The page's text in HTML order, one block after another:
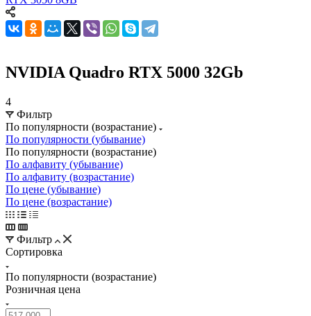
NVIDIA Quadro RTX 5000 32Gb
4
Фильтр
По популярности (возрастание)
По популярности (убывание)
По популярности (возрастание)
По алфавиту (убывание)
По алфавиту (возрастание)
По цене (убывание)
По цене (возрастание)
Фильтр
Сортировка
По популярности (возрастание)
Розничная цена